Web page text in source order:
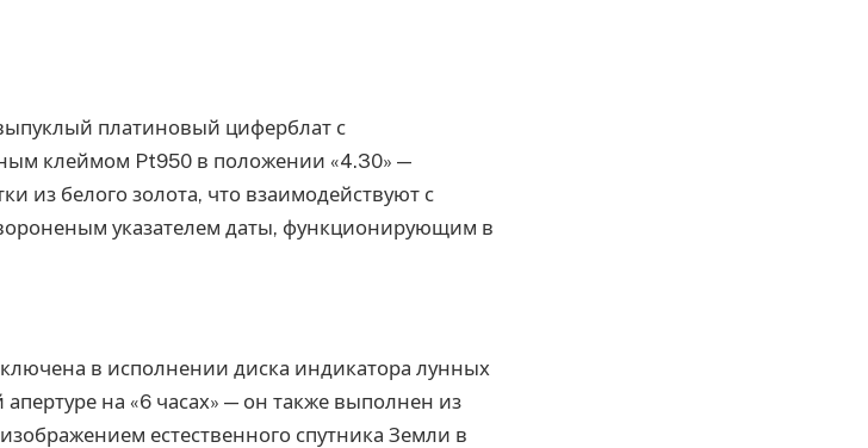
платиновый циферблат с
клеймом Pt950 в положении «4.30» —
из белого золота, что взаимодействуют с
указателем даты, функционирующим в
в исполнении диска индикатора лунных
на «6 часах» — он также выполнен из
естественного спутника Земли в